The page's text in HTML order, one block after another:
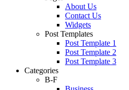
About Us
Contact Us
Widgets
Post Templates
Post Template 1
Post Template 2
Post Template 3
Categories
B-F